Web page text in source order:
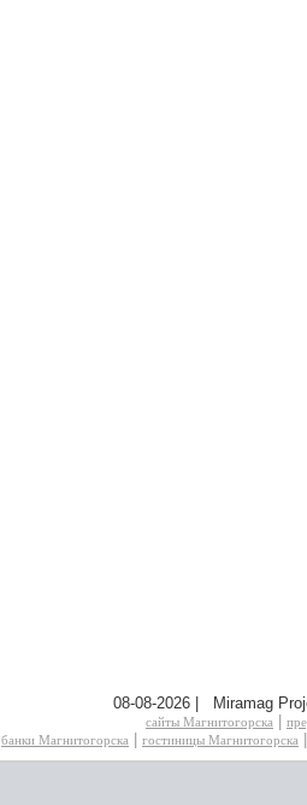
08-08-2026 | Miramag
сайты Магнитогорска
банки Магнитогорска
гостиницы Магнитогорска